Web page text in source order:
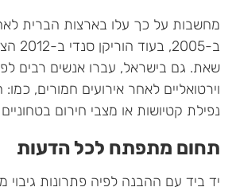
מחשבות על כך עלו בארצות הברית
ב-
שאת. גם בישראל, עברו אנשים רבים
וירטואליים לאחר אירועים חמורים,
נפילת קטיושות או מצבי חירום
תחום מתפתח לכל הדעות
יד ביד עם ההבנה לפיה פתרונות